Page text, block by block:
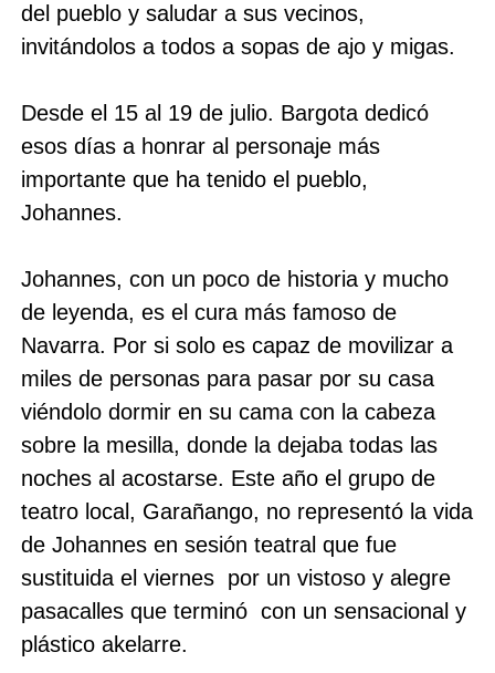
del pueblo y saludar a sus vecinos,
invitándolos a todos a sopas de ajo y migas.
Desde el 15 al 19 de julio. Bargota dedicó
esos días a honrar al personaje más
importante que ha tenido el pueblo,
Johannes.
Johannes, con un poco de historia y mucho
de leyenda, es el cura más famoso de
Navarra. Por si solo es capaz de movilizar a
miles de personas para pasar por su casa
viéndolo dormir en su cama con la cabeza
sobre la mesilla, donde la dejaba todas las
noches al acostarse. Este año el grupo de
teatro local, Garañango, no representó la vida
de Johannes en sesión teatral que fue
sustituida el viernes por un vistoso y alegre
pasacalles que terminó con un sensacional y
plástico akelarre.